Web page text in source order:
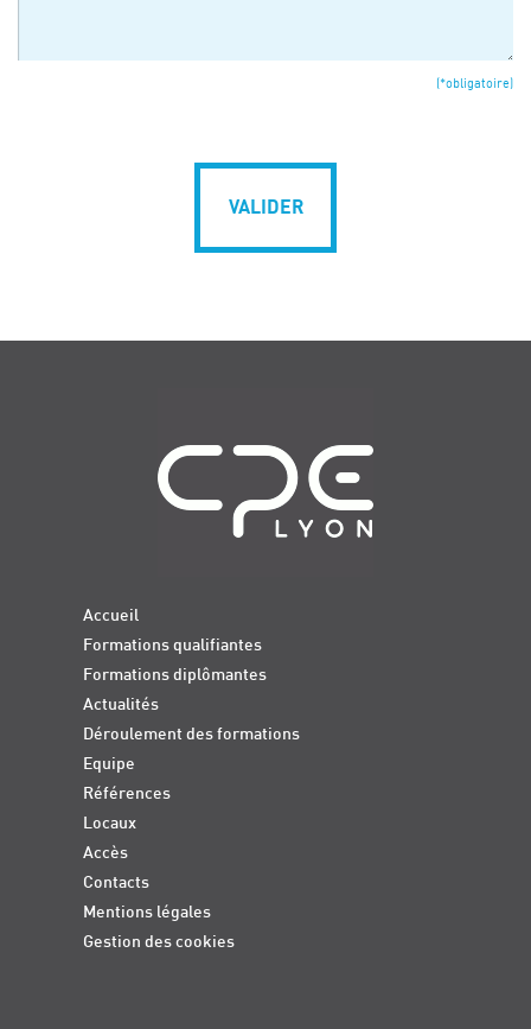
(*obligatoire)
VALIDER
Accueil
Formations qualifiantes
Formations diplômantes
Actualités
Déroulement des formations
Equipe
Références
Locaux
Accès
Contacts
Mentions légales
Gestion des cookies